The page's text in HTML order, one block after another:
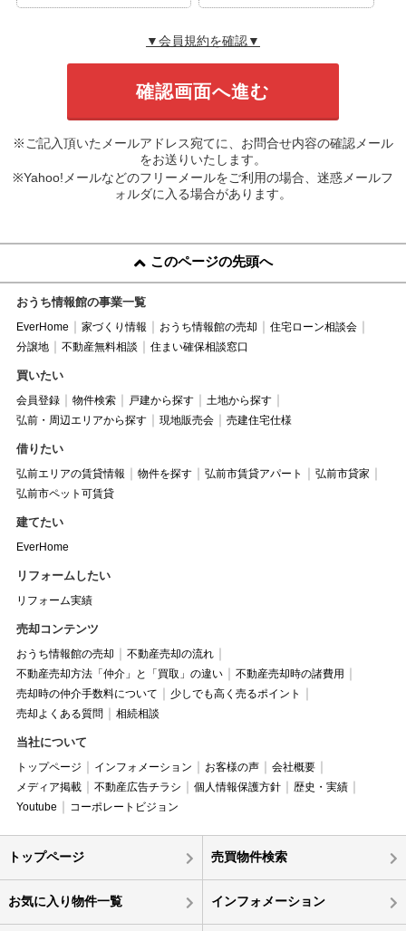
▼会員規約を確認▼
※ご記入頂いたメールアドレス宛てに、お問合せ内容の確認メール
をお送りいたします。
※Yahoo!メールなどのフリーメールをご利用の場合、迷惑メールフ
ォルダに入る場合があります。
このページの先頭へ
おうち情報館の事業一覧
EverHome 家づくり情報 おうち情報館の売却
住宅ローン相談会
分譲地
不動産無料相談 住まい確保相談窓口
買いたい
会員登録 物件検索 戸建から探す
土地から探す
弘前・周辺エリアから探す
現地販売会 売建住宅仕様
借りたい
弘前エリアの賃貸情報 物件を探す 弘前市賃貸アパート
弘前市貸家
弘前市ペット可賃貸
建てたい
EverHome
リフォームしたい
リフォーム実績
売却コンテンツ
おうち情報館の売却
不動産売却の流れ
不動産売却方法「仲介」と「買取」の違い
不動産売却時の諸費用
売却時の仲介手数料について
少しでも高く売るポイント
売却よくある質問
相続相談
当社について
トップページ インフォメーション お客様の声
会社概要
メディア掲載
不動産広告チラシ 個人情報保護方針
歴史・実績
Youtube
コーポレートビジョン
トップページ 売買物件検索
お気に入り物件一覧 インフォメーション